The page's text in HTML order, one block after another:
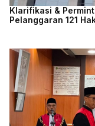
Klarifikasi &
Pelanggaran 121